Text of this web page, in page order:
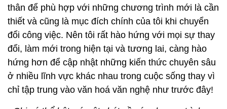
thân để phù hợp với những chương trình mới là cần
thiết và cũng là mục đích chính của tôi khi chuyển
đổi công việc. Nên tôi rất hào hứng với mọi sự thay
đổi, làm mới trong hiện tại và tương lai, càng hào
hứng hơn để cập nhật những kiến thức chuyên sâu
ở nhiều lĩnh vực khác nhau trong cuộc sống thay vì
chỉ tập trung vào văn hoá văn nghệ như trước đây!